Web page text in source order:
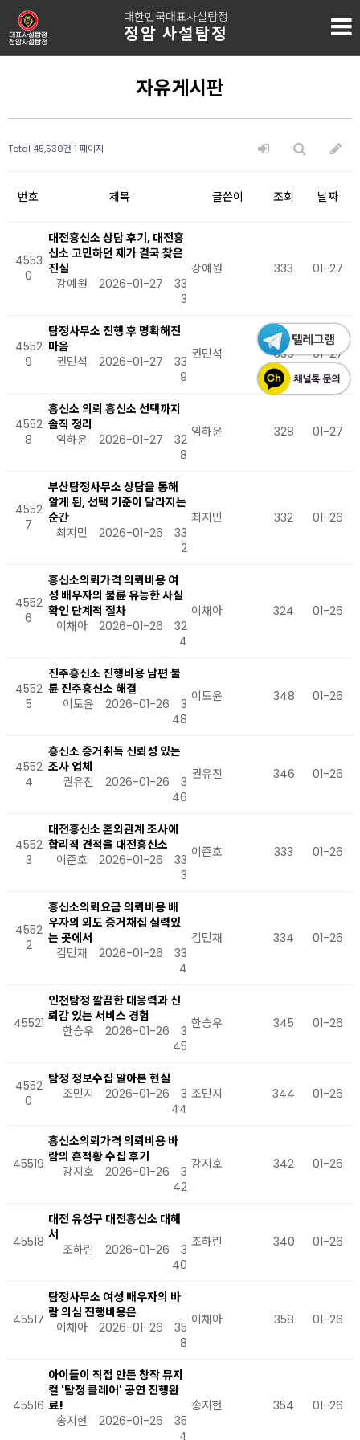
대한민국대표사설탐정
정암 사설탐정
자유게시판
Total 45,530건 1 페이지
번호 제목 글쓴이 조회 날짜
4553
0
대전흥신소 상담 후기, 대전흥
신소 고민하던 제가 결국 찾은
진실
강예원
2026-01-27
33
3
강예원 333 01-27
4552
9
탐정사무소 진행 후 명확해진
마음
권민석
2026-01-27
33
9
권민석 339 01-27
4552
8
흥신소 의뢰 흥신소 선택까지
솔직 정리
임하윤
2026-01-27
32
8
임하윤 328 01-27
4552
7
부산탐정사무소 상담을 통해
알게 된, 선택 기준이 달라지는
순간
최지민
2026-01-26
33
2
최지민 332 01-26
4552
6
흥신소의뢰가격 의뢰비용 여
성 배우자의 불륜 유능한 사실
확인 단계적 절차
이채아
2026-01-26
32
4
이채아 324 01-26
4552
5
진주흥신소 진행비용 남편 불
륜 진주흥신소 해결
이도윤
2026-01-26
3
48
이도윤 348 01-26
4552
4
흥신소 증거취득 신뢰성 있는
조사 업체
권유진
2026-01-26
3
46
권유진 346 01-26
4552
3
대전흥신소 혼외관계 조사에
합리적 견적을 대전흥신소
이준호
2026-01-26
33
3
이준호 333 01-26
4552
2
흥신소의뢰요금 의뢰비용 배
우자의 외도 증거채집 실력있
는 곳에서
김민재
2026-01-26
33
4
김민재 334 01-26
45521
인천탐정 깔끔한 대응력과 신
뢰감 있는 서비스 경험
한승우
2026-01-26
3
45
한승우 345 01-26
4552
0
탐정 정보수집 알아본 현실
조민지
2026-01-26
3
44
조민지 344 01-26
45519
흥신소의뢰가격 의뢰비용 바
람의 흔적황 수집 후기
강지호
2026-01-26
3
42
강지호 342 01-26
45518
대전 유성구 대전흥신소 대해
서
조하린
2026-01-26
3
40
조하린 340 01-26
45517
탐정사무소 여성 배우자의 바
람 의심 진행비용은
이채아
2026-01-26
35
8
이채아 358 01-26
45516
아이들이 직접 만든 창작 뮤지
컬 '탐정 클레어' 공연 진행완
료!
송지현
2026-01-26
35
4
송지현 354 01-26